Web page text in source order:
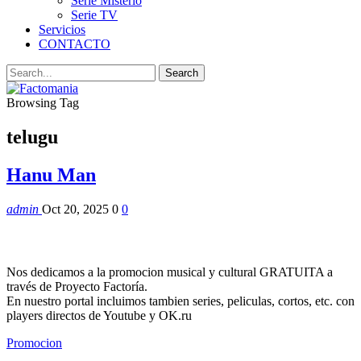
Serie TV
Servicios
CONTACTO
Browsing Tag
telugu
Hanu Man
admin Oct 20, 2025 0 0
Nos dedicamos a la promocion musical y cultural GRATUITA a
través de Proyecto Factoría.
En nuestro portal incluimos tambien series, peliculas, cortos, etc. con
players directos de Youtube y OK.ru
Promocion